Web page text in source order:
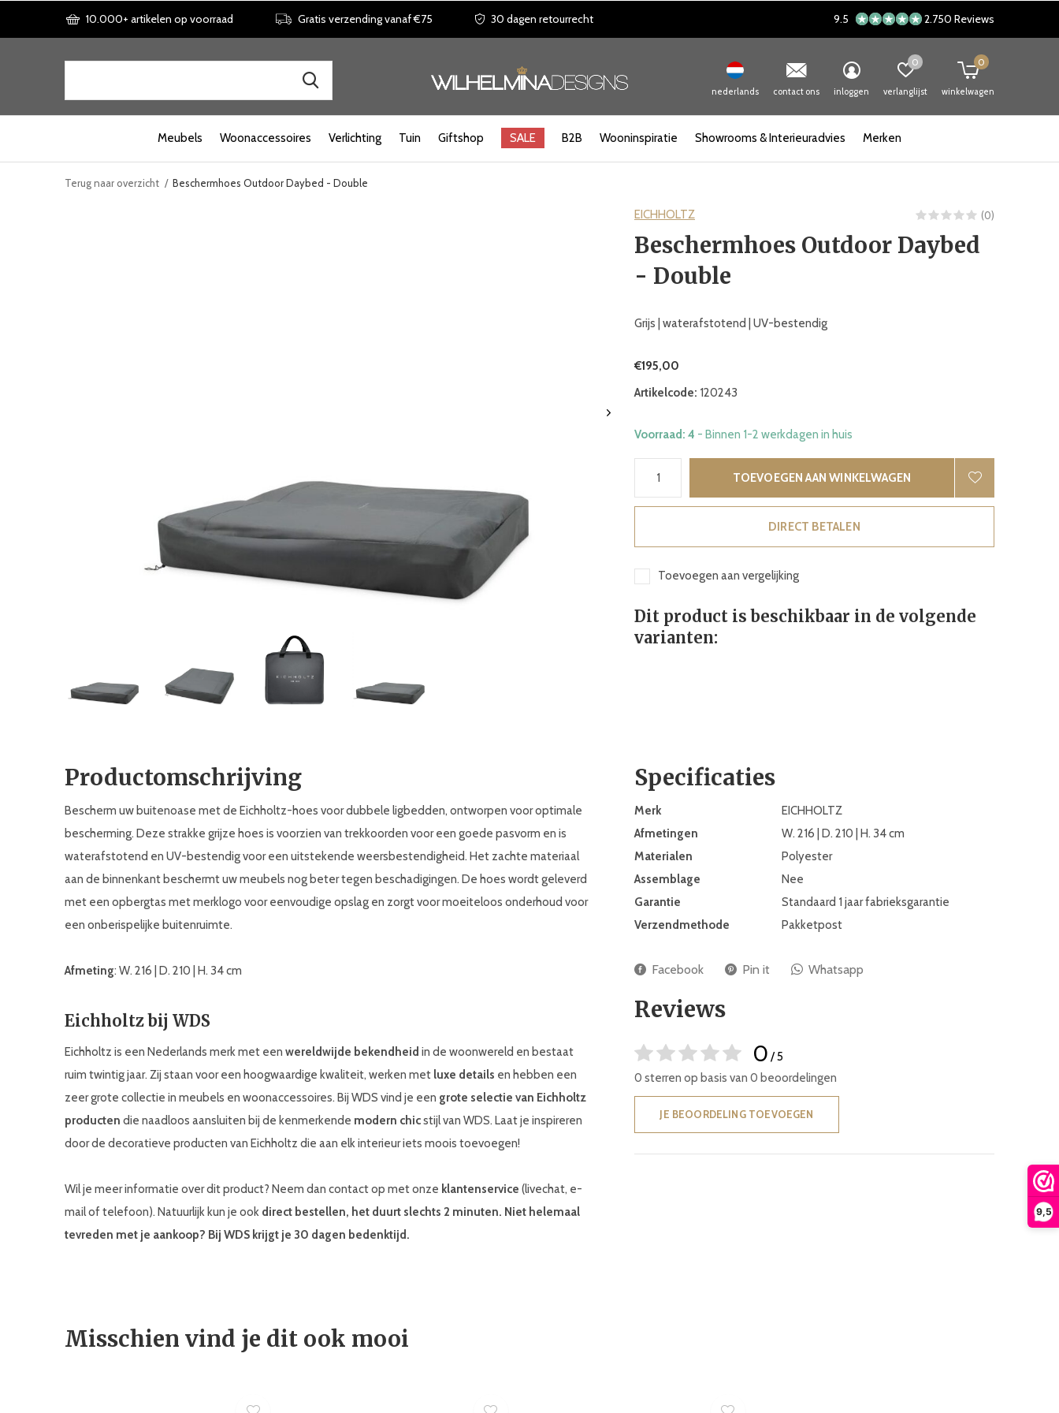
9,5
Meubels Woonaccessoires Verlichting Tuin Giftshop SALE B2B Wooninspiratie Showrooms & Interieuradvies Merken
nederlands contact ons inloggen verlanglijst
0
winkelwagen
0
10.000+ artikelen op voorraad Gratis verzending vanaf €75 30 dagen retourrecht 9.5 2.750 Reviews
Terug naar overzicht Beschermhoes Outdoor Daybed - Double
EICHHOLTZ (0)
Beschermhoes Outdoor Daybed
- Double
Grijs | waterafstotend | UV-bestendig
€195,00
Artikelcode: 120243
Voorraad: 4 - Binnen 1-2 werkdagen in huis
TOEVOEGEN AAN WINKELWAGEN
DIRECT BETALEN
Toevoegen aan vergelijking
Dit product is beschikbaar in de volgende
varianten:
Productomschrijving
Bescherm uw buitenoase met de Eichholtz-hoes voor dubbele ligbedden, ontworpen voor optimale
bescherming. Deze strakke grijze hoes is voorzien van trekkoorden voor een goede pasvorm en is
waterafstotend en UV-bestendig voor een uitstekende weersbestendigheid. Het zachte materiaal
aan de binnenkant beschermt uw meubels nog beter tegen beschadigingen. De hoes wordt geleverd
met een opbergtas met merklogo voor eenvoudige opslag en zorgt voor moeiteloos onderhoud voor
een onberispelijke buitenruimte.
Afmeting: W. 216 | D. 210 | H. 34 cm
Eichholtz bij WDS
Eichholtz is een Nederlands merk met een wereldwijde bekendheid in de woonwereld en bestaat
ruim twintig jaar. Zij staan voor een hoogwaardige kwaliteit, werken met luxe details en hebben een
zeer grote collectie in meubels en woonaccessoires. Bij WDS vind je een grote selectie van Eichholtz
producten die naadloos aansluiten bij de kenmerkende modern chicstijl van WDS. Laat je inspireren
door de decoratieve producten van Eichholtz die aan elk interieur iets moois toevoegen!
Wil je meer informatie over dit product? Neem dan contact op met onze klantenservice (livechat, e-
mail of telefoon). Natuurlijk kun je ook direct bestellen, het duurt slechts 2 minuten. Niet helemaal
tevreden met je aankoop? Bij WDS krijgt je 30 dagen bedenktijd.
Specificaties
Merk
EICHHOLTZ
Afmetingen
W. 216 | D. 210 | H. 34 cm
Materialen
Polyester
Assemblage
Nee
Garantie
Standaard 1 jaar fabrieksgarantie
Verzendmethode
Pakketpost
Facebook Pin it Whatsapp
Reviews
0 / 5
0 sterren op basis van 0 beoordelingen
JE BEOORDELING TOEVOEGEN
Misschien vind je dit ook mooi